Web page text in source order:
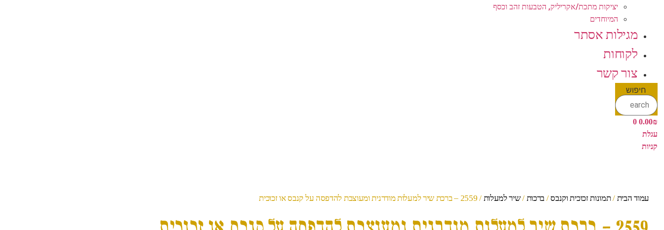
יציקות מתכת/אקריליק, הטבעות זהב וכסף
המיוחדים
מגילות אסתר
לקוחות
צור קשר
חיפוש
0.00₪
0
עגלת
קניות
עמוד הבית /תמונות זכוכית וקנבס/ ברכות /שיר למעלות / 2559 – ברכת שיר למעלות מודרנית ומעוצבת להדפסה על קנבס או זכוכית